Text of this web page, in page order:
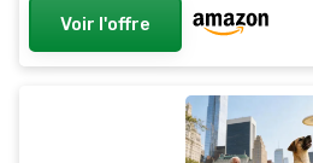
Voir l'offre